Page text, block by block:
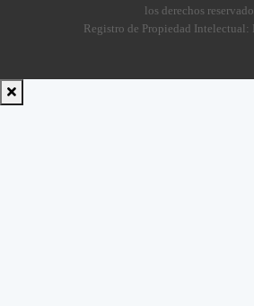
los derechos
Registro de Propiedad Intelectual: